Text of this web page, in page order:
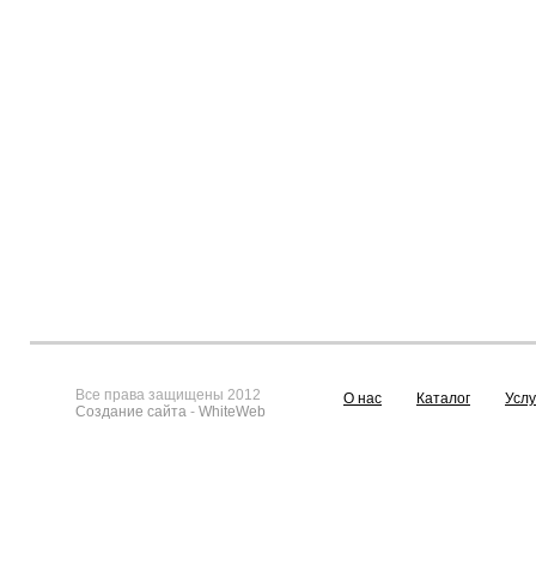
Все права защищены 2012
Создание сайта - WhiteWeb
О нас Каталог